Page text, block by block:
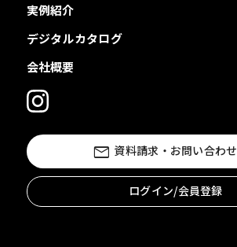
資料請求・お問い合わせ
ログイン/会員登録
実例紹介
デジタルカタログ
会社概要